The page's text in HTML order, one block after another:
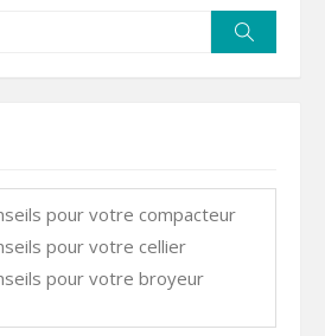
pour votre compacteur
pour votre cellier
pour votre broyeur